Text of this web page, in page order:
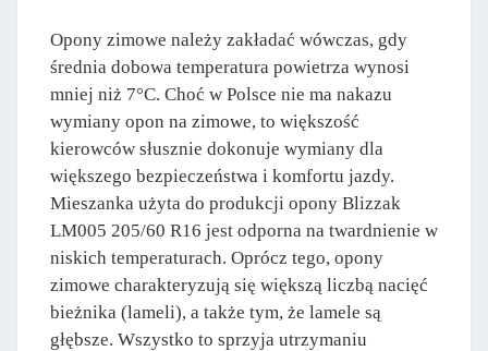
Opony zimowe należy zakładać wówczas, gdy
średnia dobowa temperatura powietrza wynosi
mniej niż 7°C. Choć w Polsce nie ma nakazu
wymiany opon na zimowe, to większość
kierowców słusznie dokonuje wymiany dla
większego bezpieczeństwa i komfortu jazdy.
Mieszanka użyta do produkcji opony Blizzak
LM005 205/60 R16 jest odporna na twardnienie w
niskich temperaturach. Oprócz tego, opony
zimowe charakteryzują się większą liczbą nacięć
bieżnika (lameli), a także tym, że lamele są
głębsze. Wszystko to sprzyja utrzymaniu